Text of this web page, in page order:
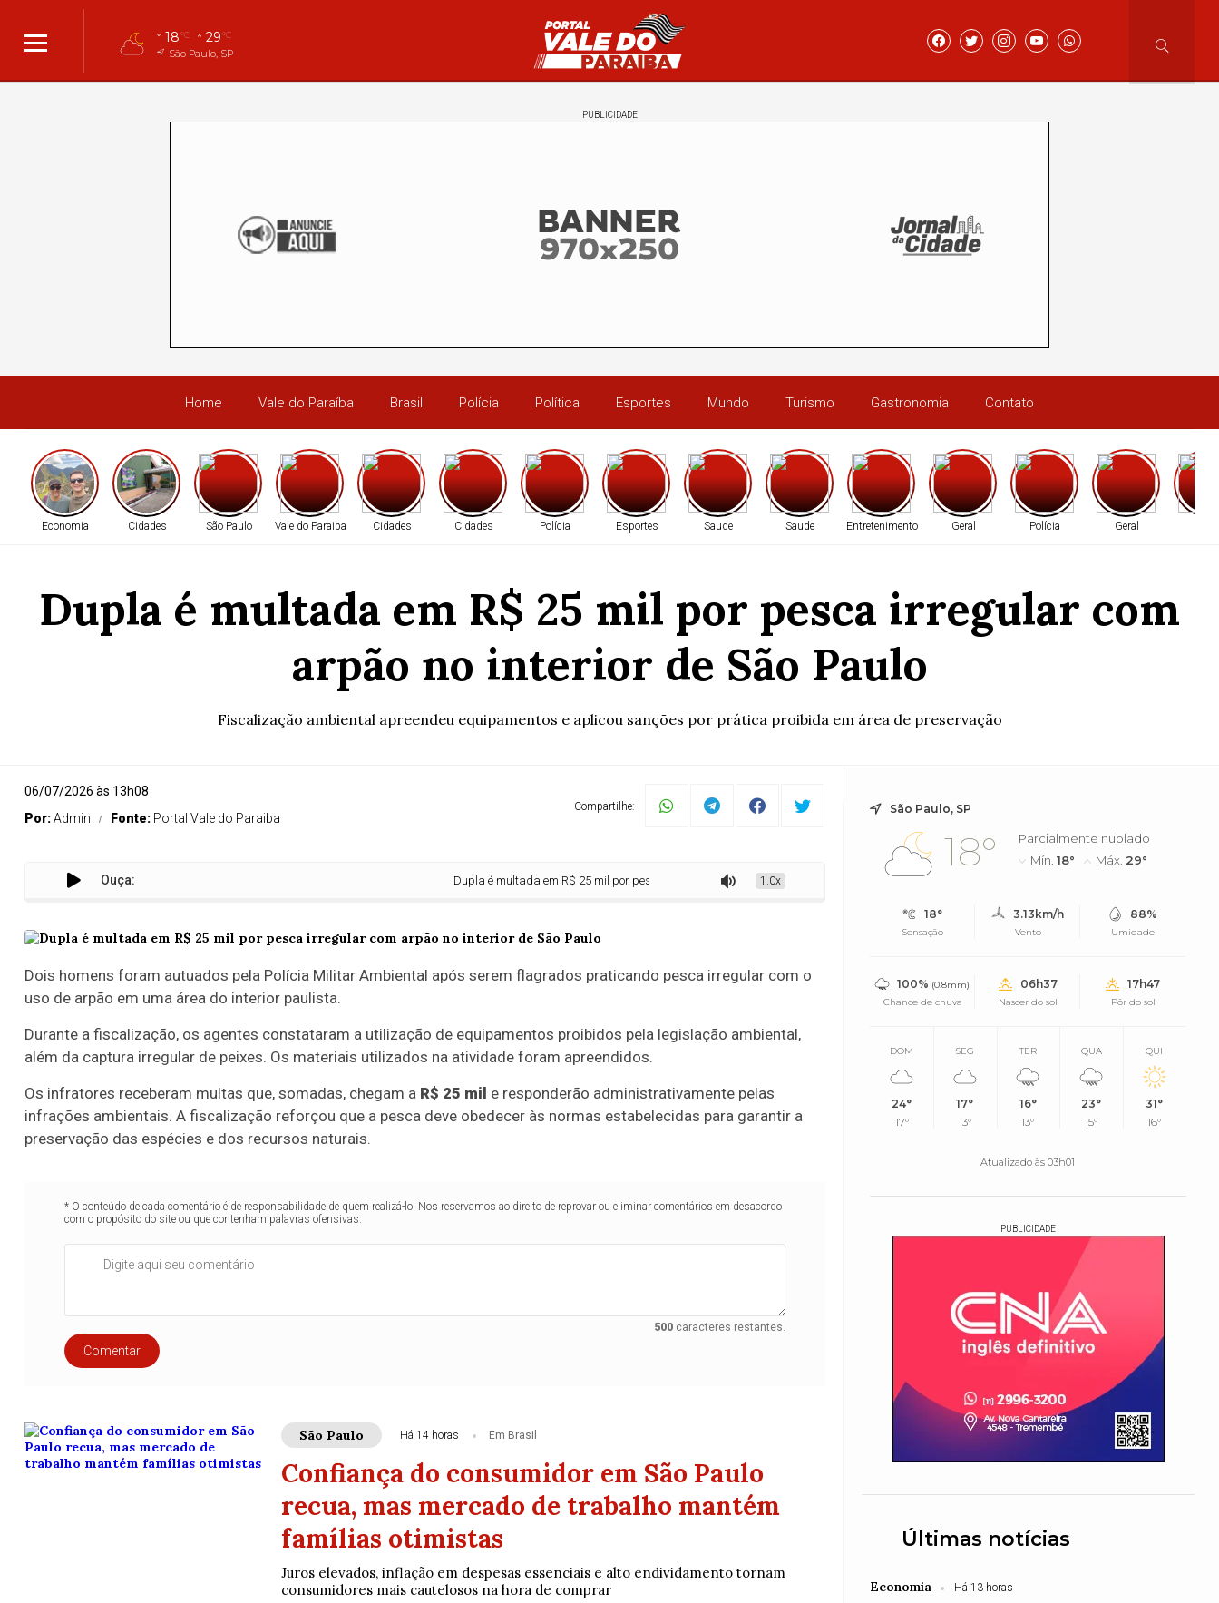
18°C 29°C
São Paulo, SP
PUBLICIDADE
Home Vale do Paraíba Brasil Polícia Política Esportes Mundo Turismo Gastronomia Contato
Economia Cidades São Paulo Vale do Paraiba Cidades Cidades Polícia Esportes Saude Saude Entretenimento Geral Polícia Geral
Dupla é multada em R$ 25 mil por pesca irregular com
arpão no interior de São Paulo
Fiscalização ambiental apreendeu equipamentos e aplicou sanções por prática proibida em área de preservação
06/07/2026 às 13h08
Por:Admin Fonte: Portal Vale do Paraiba
Compartilhe:
Ouça: Dupla é multada em R$ 25 mil por pesca irregular com arpão no interior de São Paulo
1.0x
Dois homens foram autuados pela Polícia Militar Ambiental após serem flagrados praticando pesca irregular com o
uso de arpão em uma área do interior paulista.
Durante a fiscalização, os agentes constataram a utilização de equipamentos proibidos pela legislação ambiental,
além da captura irregular de peixes. Os materiais utilizados na atividade foram apreendidos.
Os infratores receberam multas que, somadas, chegam a R$ 25 mil e responderão administrativamente pelas
infrações ambientais. A fiscalização reforçou que a pesca deve obedecer às normas estabelecidas para garantir a
preservação das espécies e dos recursos naturais.
* O conteúdo de cada comentário é de responsabilidade de quem realizá-lo. Nos reservamos ao direito de reprovar ou eliminar comentários em desacordo
com o propósito do site ou que contenham palavras ofensivas.
500caracteres restantes.
Comentar
São Paulo Há 14 horas Em Brasil
Confiança do consumidor em São Paulo
recua, mas mercado de trabalho mantém
famílias otimistas
Juros elevados, inflação em despesas essenciais e alto endividamento tornam
consumidores mais cautelosos na hora de comprar
São Paulo, SP
18°
Parcialmente nublado
Mín.18° Máx. 29°
18°
Sensação
3.13km/h
Vento
88%
Umidade
100% (0.8mm)
Chance de chuva
06h37
Nascer do sol
17h47
Pôr do sol
DOM
24°
17°
SEG
17°
13°
TER
16°
13°
QUA
23°
15°
QUI
31°
16°
Atualizado às 03h01
PUBLICIDADE
Últimas notícias
Economia Há 13 horas